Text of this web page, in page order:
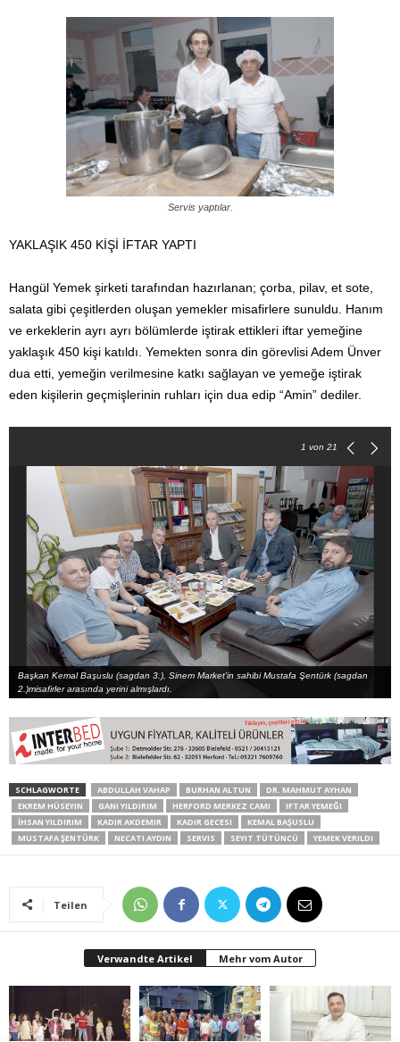
Servis yaptılar.
YAKLAŞIK 450 KİŞİ İFTAR YAPTI
Hangül Yemek şirketi tarafından hazırlanan; çorba, pilav, et sote,
salata gibi çeşitlerden oluşan yemekler misafirlere sunuldu. Hanım
ve erkeklerin ayrı ayrı bölümlerde iştirak ettikleri iftar yemeğine
yaklaşık 450 kişi katıldı. Yemekten sonra din görevlisi Adem Ünver
dua etti, yemeğin verilmesine katkı sağlayan ve yemeğe iştirak
eden kişilerin geçmişlerinin ruhları için dua edip “Amin” dediler.
1 von 21
Başkan Kemal Başuslu (sagdan 3.), Sinem Market'in sahibi Mustafa Şentürk (sagdan
2.)misafirler arasında yerini almışlardı.
SCHLAGWORTE ABDULLAH VAHAP BURHAN ALTUN
DR. MAHMUT AYHAN
EKREM HÜSEYIN
GANI YILDIRIM HERFORD MERKEZ CAMI
IFTAR YEMEĞI
İHSAN YILDIRIM
KADIR AKDEMIR KADIR GECESI
KEMAL BAŞUSLU
MUSTAFA ŞENTÜRK
NECATI AYDIN SERVIS SEYIT TÜTÜNCÜ YEMEK VERILDI
Teilen
Verwandte Artikel Mehr vom Autor